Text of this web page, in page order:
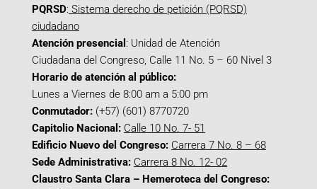
PQRSD: Sistema derecho de petición (PQRSD)
ciudadano
Atención presencial : Unidad de Atención
Ciudadana del Congreso, Calle 11 No. 5 – 60 Nivel 3
Horario de atención al público:
Lunes a Viernes de 8:00 am a 5:00 pm
Conmutador: (+57) (601) 8770720
Capitolio Nacional: Calle 10 No. 7- 51
Edificio Nuevo del Congreso: Carrera 7 No. 8 – 68
Sede Administrativa: Carrera 8 No. 12- 02
Claustro Santa Clara – Hemeroteca del Congreso: